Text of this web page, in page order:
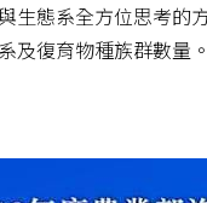
生態系全方位思考
及復育物種族群數量